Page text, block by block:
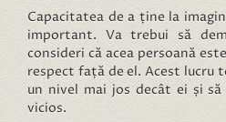
Capacitatea de a ține la
important. Va trebui să
consideri că acea persoană
respect față de el. Acest lucru
un nivel mai jos decât ei și
vicios.